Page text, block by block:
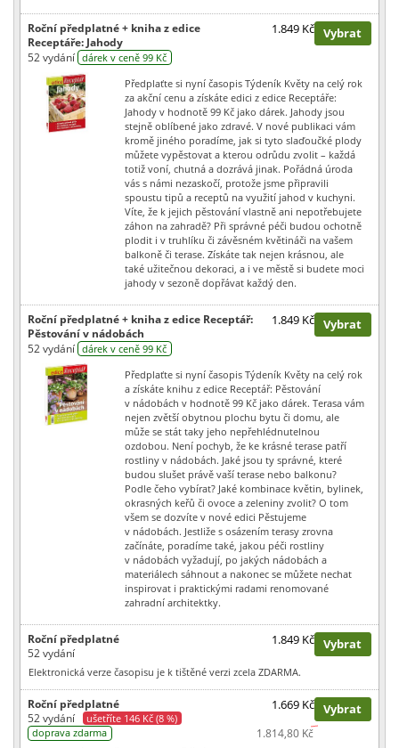
Roční předplatné + kniha z edice
Receptáře: Jahody
52 vydání dárek v ceně 99 Kč
1.849 Kč Vybrat
Předplaťte si nyní časopis Týdeník Květy na celý rok
za akční cenu a získáte edici z edice Receptáře:
Jahody v hodnotě 99 Kč jako dárek. Jahody jsou
stejně oblíbené jako zdravé. V nové publikaci vám
kromě jiného poradíme, jak si tyto slaďoučké plody
můžete vypěstovat a kterou odrůdu zvolit – každá
totiž voní, chutná a dozrává jinak. Pořádná úroda
vás s námi nezaskočí, protože jsme připravili
spoustu tipů a receptů na využití jahod v kuchyni.
Víte, že k jejich pěstování vlastně ani nepotřebujete
záhon na zahradě? Při správné péči budou ochotně
plodit i v truhlíku či závěsném květináči na vašem
balkoně či terase. Získáte tak nejen krásnou, ale
také užitečnou dekoraci, a i ve městě si budete moci
jahody v sezoně dopřávat každý den.
Roční předplatné + kniha z edice Receptář:
Pěstování v nádobách
52 vydání dárek v ceně 99 Kč
1.849 Kč Vybrat
Předplaťte si nyní časopis Týdeník Květy na celý rok
a získáte knihu z edice Receptář: Pěstování
v nádobách v hodnotě 99 Kč jako dárek. Terasa vám
nejen zvětší obytnou plochu bytu či domu, ale
může se stát taky jeho nepřehlédnutelnou
ozdobou. Není pochyb, že ke krásné terase patří
rostliny v nádobách. Jaké jsou ty správné, které
budou slušet právě vaší terase nebo balkonu?
Podle čeho vybírat? Jaké kombinace květin, bylinek,
okrasných keřů či ovoce a zeleniny zvolit? O tom
všem se dozvíte v nové edici Pěstujeme
v nádobách. Jestliže s osázením terasy zrovna
začínáte, poradíme také, jakou péči rostliny
v nádobách vyžadují, po jakých nádobách a
materiálech sáhnout a nakonec se můžete nechat
inspirovat i praktickými radami renomované
zahradní architektky.
Roční předplatné
52 vydání
1.849 Kč Vybrat
Elektronická verze časopisu je k tištěné verzi zcela ZDARMA.
Roční předplatné
52 vydání
ušetříte 146 Kč (8 %)
doprava zdarma
1.669 Kč
1.814,80 Kč
Vybrat